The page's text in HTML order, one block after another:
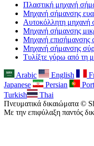
Πλαστική μηχανή
Μηχανή σήμανσης
Αυτοκόλλητη μηχανή
Μηχανή σήμανσης
Μηχανή επισήμανσης
Μηχανή σήμανσης
Τυλίξτε γύρω από τη
Arabic English
Japanese
Persian
Turkish
Thai
Πνευματικά δικαιώματα ©
Με την επιφύλαξη παντός